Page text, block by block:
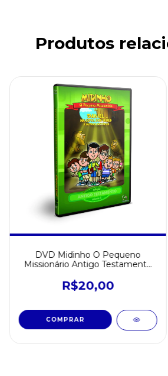
Produtos
DVD Midinho O Pequeno
Missionário Antigo Testamento
R$20,00